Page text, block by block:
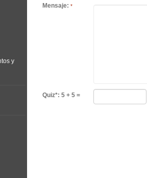
y
Mensaje: *
Quiz*: 5 + 5 =